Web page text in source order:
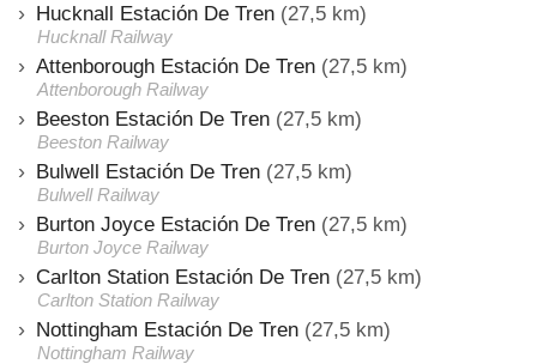
Hucknall Estación De Tren (27,5 km)
Hucknall Railway
Attenborough Estación De Tren (27,5 km)
Attenborough Railway
Beeston Estación De Tren (27,5 km)
Beeston Railway
Bulwell Estación De Tren (27,5 km)
Bulwell Railway
Burton Joyce Estación De Tren (27,5 km)
Burton Joyce Railway
Carlton Station Estación De Tren (27,5 km)
Carlton Station Railway
Nottingham Estación De Tren (27,5 km)
Nottingham Railway